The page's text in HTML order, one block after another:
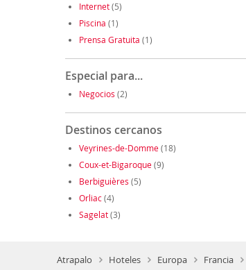
Internet(5)
Piscina (1)
Prensa Gratuita (1)
Especial para...
Negocios (2)
Destinos cercanos
Veyrines-de-Domme(18)
Coux-et-Bigaroque(9)
Berbiguières (5)
Orliac(4)
Sagelat(3)
Atrapalo Hoteles Europa Francia